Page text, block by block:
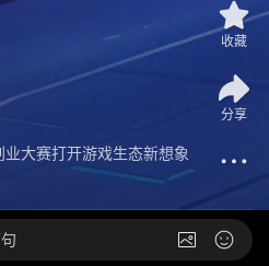
业大赛打开游戏生态新想象
收藏
分享